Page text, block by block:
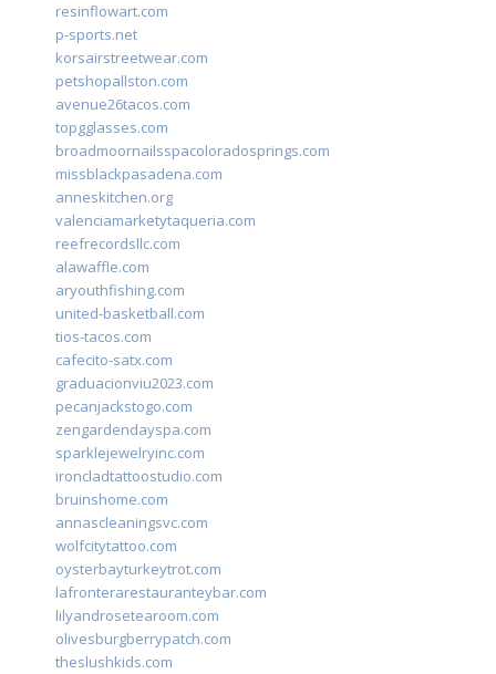
resinflowart.com
p-sports.net
korsairstreetwear.com
petshopallston.com
avenue26tacos.com
topgglasses.com
broadmoornailsspacoloradosprings.com
missblackpasadena.com
anneskitchen.org
valenciamarketytaqueria.com
reefrecordsllc.com
alawaffle.com
aryouthfishing.com
united-basketball.com
tios-tacos.com
cafecito-satx.com
graduacionviu2023.com
pecanjackstogo.com
zengardendayspa.com
sparklejewelryinc.com
ironcladtattoostudio.com
bruinshome.com
annascleaningsvc.com
wolfcitytattoo.com
oysterbayturkeytrot.com
lafronterarestauranteybar.com
lilyandrosetearoom.com
olivesburgberrypatch.com
theslushkids.com